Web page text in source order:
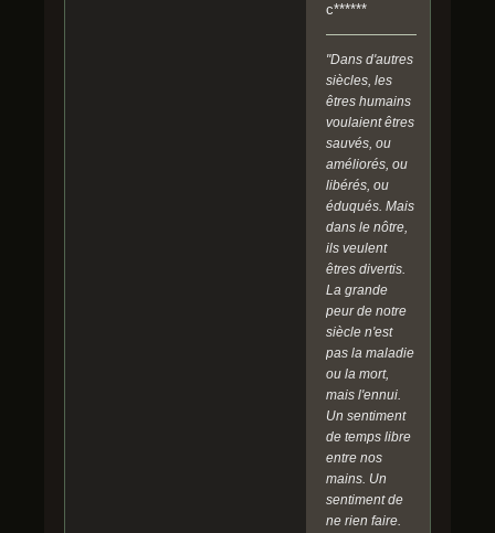
c******
"Dans d'autres
siècles, les
êtres humains
voulaient êtres
sauvés, ou
améliorés, ou
libérés, ou
éduqués. Mais
dans le nôtre,
ils veulent
êtres divertis.
La grande
peur de notre
siècle n'est
pas la maladie
ou la mort,
mais l'ennui.
Un sentiment
de temps libre
entre nos
mains. Un
sentiment de
ne rien faire.